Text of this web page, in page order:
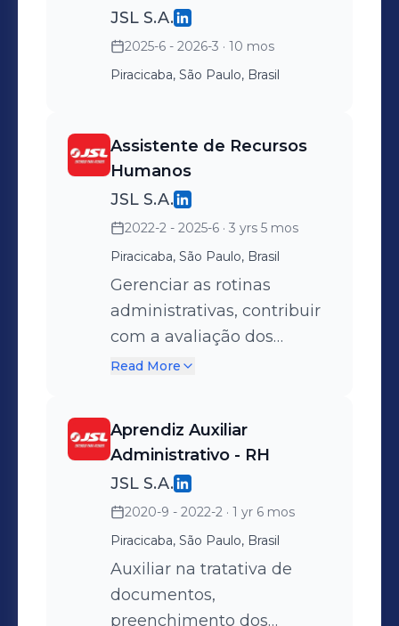
JSL S.A.
2025-6 - 2026-3 · 10 mos
Piracicaba, São Paulo, Brasil
Assistente de Recursos
Humanos
JSL S.A.
2022-2 - 2025-6 · 3 yrs 5 mos
Piracicaba, São Paulo, Brasil
Gerenciar as rotinas
administrativas, contribuir
com a avaliação dos
candidatos conforme perfil
vagas em aberto, realizar
entrevistas para seleção de
candidatos, contribuir com
processo burocrático das
admissões e demissões,
realizar o processo de
homologação, auxiliar na
organização de eventos
Read More
Aprendiz Auxiliar
Administrativo - RH
JSL S.A.
2020-9 - 2022-2 · 1 yr 6 mos
Piracicaba, São Paulo, Brasil
Auxiliar na tratativa de
documentos,
preenchimento dos